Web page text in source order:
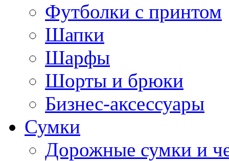
Футболки с принтом
Шапки
Шарфы
Шорты и брюки
Бизнес-аксессуары
Сумки
Дорожные сумки и